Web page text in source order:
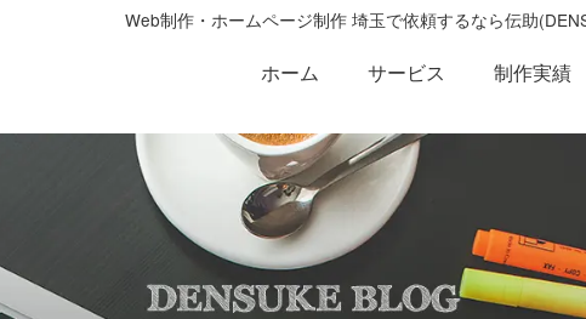
Web制作・ホームページ制作 埼玉で依頼するなら伝助
ホーム サービス 制作実績